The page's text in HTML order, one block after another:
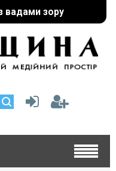
вадами зору